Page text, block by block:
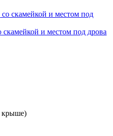
скамейкой и местом под дрова